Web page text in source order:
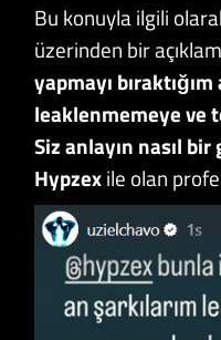
Bu konuyla ilgili
üzerinden bir
yapmayı
leaklenmemeye ve
Siz anlayın nasıl
Hypzexile olan